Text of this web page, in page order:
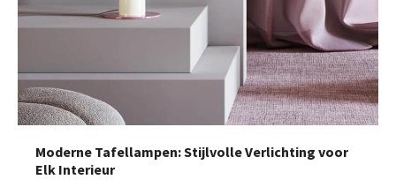
Moderne Tafellampen: Stijlvolle Verlichting voor
Elk Interieur